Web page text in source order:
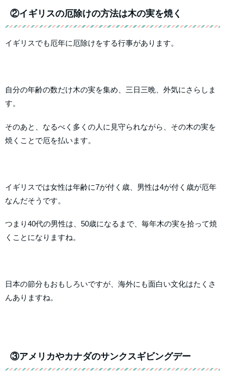
②イギリスの厄除けの方法は木の実を焼く
イギリスでも厄年に厄除けをする行事があります。
自分の年齢の数だけ木の実を集め、三日三晩、外気にさらしま
す。
そのあと、なるべく多くの人に見守られながら、その木の実を
焼くことで厄を払います。
イギリスでは女性は年齢に7が付く歳、男性は4が付く歳が厄年
なんだそうです。
つまり40代の男性は、50歳になるまで、毎年木の実を拾って焼
くことになりますね。
日本の節分もおもしろいですが、海外にも面白い文化はたくさ
んありますね。
③アメリカやカナダのサンクスギビングデー